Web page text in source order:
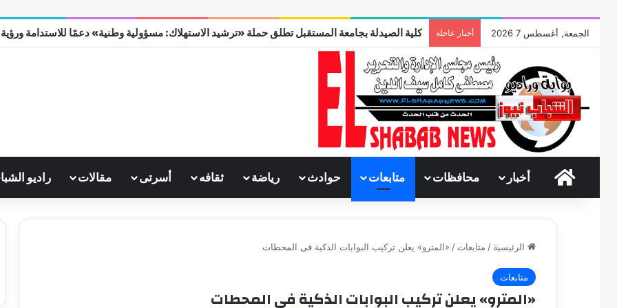
الجمعة, أغسطس 7 2026 أخبار عاجلة كلية الصيدلة بجامعة المستقبل تطلق حملة «ترشيد الاستهلاك: مسؤولية وطنية» دعمًا للاستدامة ورؤية مصر
الرئيسية
أخبار محافظات متابعات حوادث رياضة ثقافه أسرتى مقالات راديو
الرئيسية / متابعات / «المترو» يعلن تركيب البوابات الذكية فى المحطات
متابعات
«المترو» يعلن تركيب البوابات الذكية فى المحطات